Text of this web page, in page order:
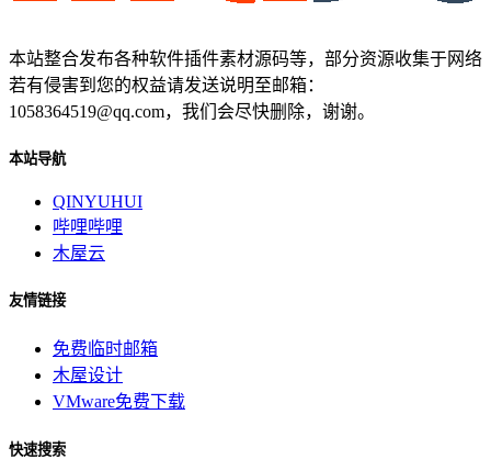
本站整合发布各种软件插件素材源码等，部分资源收集于网络
若有侵害到您的权益请发送说明至邮箱：
1058364519@qq.com，我们会尽快删除，谢谢。
本站导航
QINYUHUI
哔哩哔哩
木屋云
友情链接
免费临时邮箱
木屋设计
VMware免费下载
快速搜索